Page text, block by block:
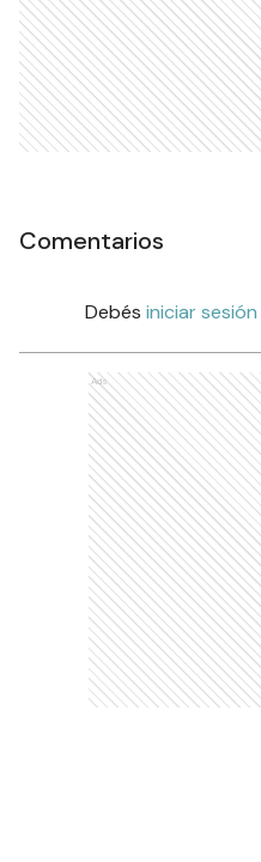
Comentarios
Debés iniciar sesión
Ads